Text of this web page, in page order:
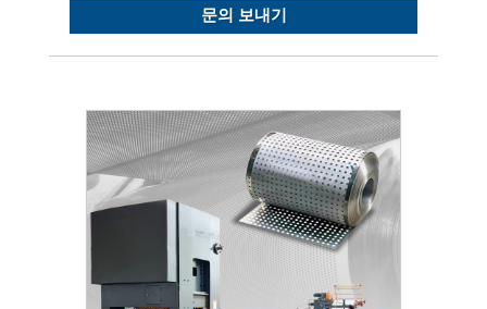
문의 보내기